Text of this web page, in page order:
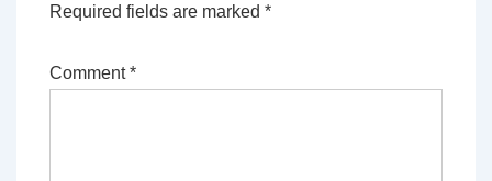
Required fields are marked *
Comment*